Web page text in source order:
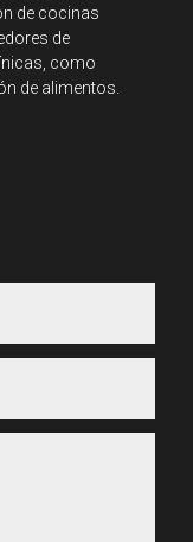
de cocinas
de
como
de alimentos.